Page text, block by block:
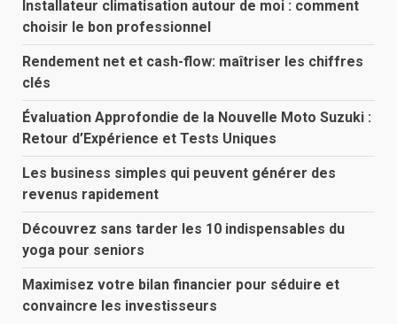
Installateur climatisation autour de moi : comment
choisir le bon professionnel
Rendement net et cash-flow: maîtriser les chiffres
clés
Évaluation Approfondie de la Nouvelle Moto Suzuki :
Retour d’Expérience et Tests Uniques
Les business simples qui peuvent générer des
revenus rapidement
Découvrez sans tarder les 10 indispensables du
yoga pour seniors
Maximisez votre bilan financier pour séduire et
convaincre les investisseurs